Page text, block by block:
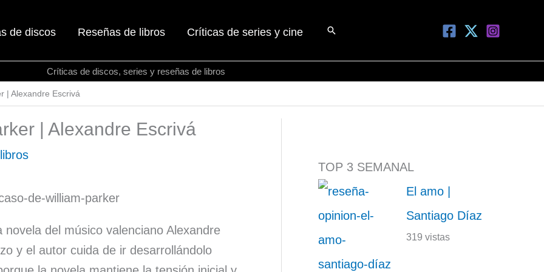
de discos Reseñas de libros Críticas de series y cine Buscar
Críticas de discos, series y reseñas de libros
| Alexandre Escrivá
| Alexandre Escrivá
del músico valenciano Alexandre
y el autor cuida de ir desarrollándolo
TOP 3 SEMANAL
El amo |
Santiago Díaz
319 vistas